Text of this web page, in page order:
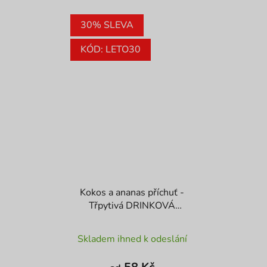
30% SLEVA
KÓD: LETO30
Kokos a ananas příchuť -
Třpytivá DRINKOVÁ
hodnocení
produktu
Skladem ihned k odeslání